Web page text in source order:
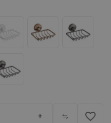
+ favorite_border